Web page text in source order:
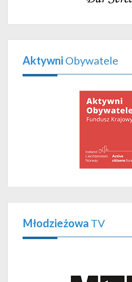
Aktywni Obywatele
Młodzieżowa TV